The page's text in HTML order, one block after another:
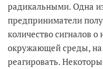
радикальными. Одна
предприниматели
количество сигналов
окружающей среды,
реагировать.